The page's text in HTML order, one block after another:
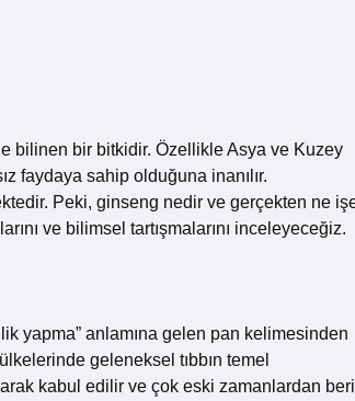
bilinen bir bitkidir. Özellikle Asya ve Kuzey
faydaya sahip olduğuna inanılır.
Peki, ginseng nedir ve gerçekten ne
ve bilimsel tartışmalarını inceleyeceğiz.
yapma” anlamına gelen pan kelimesinden
geleneksel tıbbın temel
kabul edilir ve çok eski zamanlardan beri